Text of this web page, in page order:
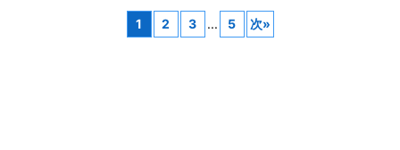
1 2 3 ... 5 次»